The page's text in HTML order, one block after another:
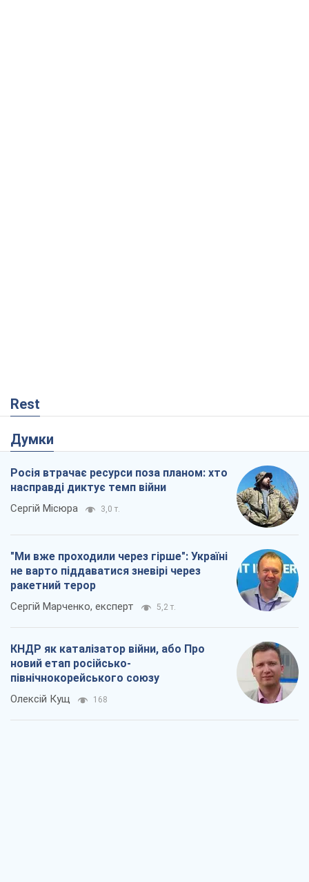
Rest
Думки
Росія втрачає ресурси поза планом: хто
насправді диктує темп війни
Сергій Місюра 3,0 т.
"Ми вже проходили через гірше": Україні
не варто піддаватися зневірі через
ракетний терор
Сергій Марченко, експерт 5,2 т.
КНДР як каталізатор війни, або Про
новий етап російсько-
північнокорейського союзу
Олексій Кущ 168